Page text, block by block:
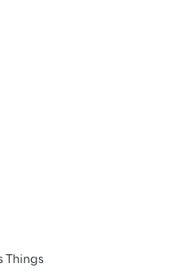
Things
la
digitale